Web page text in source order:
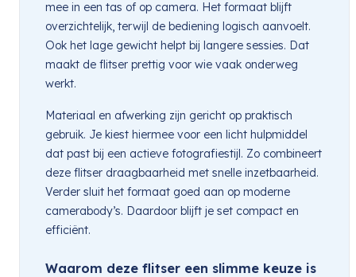
mee in een tas of op camera. Het formaat blijft
overzichtelijk, terwijl de bediening logisch aanvoelt.
Ook het lage gewicht helpt bij langere sessies. Dat
maakt de flitser prettig voor wie vaak onderweg
werkt.
Materiaal en afwerking zijn gericht op praktisch
gebruik. Je kiest hiermee voor een licht hulpmiddel
dat past bij een actieve fotografiestijl. Zo combineert
deze flitser draagbaarheid met snelle inzetbaarheid.
Verder sluit het formaat goed aan op moderne
camerabody’s. Daardoor blijft je set compact en
efficiënt.
Waarom deze flitser een slimme keuze is